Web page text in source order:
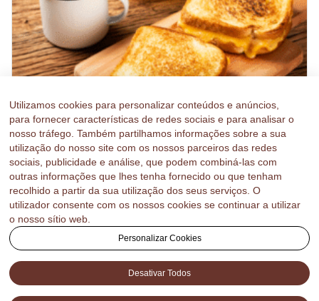
Mais sabor na sua rotina: conheça os
pães que tornam o dia a dia mais leve
com Astral
Descubra por que os pães da Astral são...
Utilizamos cookies para personalizar conteúdos e anúncios,
para fornecer características de redes sociais e para analisar o
nosso tráfego. Também partilhamos informações sobre a sua
utilização do nosso site com os nossos parceiros das redes
sociais, publicidade e análise, que podem combiná-las com
outras informações que lhes tenha fornecido ou que tenham
recolhido a partir da sua utilização dos seus serviços. O
utilizador consente com os nossos cookies se continuar a utilizar
o nosso sítio web.
Personalizar Cookies
Desativar Todos